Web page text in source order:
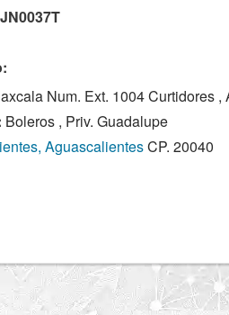
Num. Ext. 1004 Curtidores ,
Boleros , Priv. Guadalupe
AguascalientesCP. 20040